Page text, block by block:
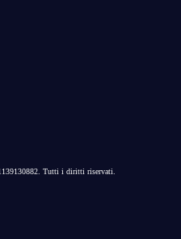
Tutti i diritti riservati.